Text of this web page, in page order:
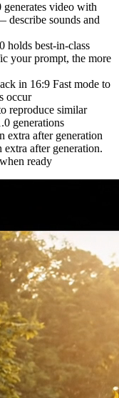
video with
describe sounds and
holds best-in-class
your prompt, the more
in 16:9 Fast mode to
occur
reproduce similar
generations
extra after generation
after generation.
ready